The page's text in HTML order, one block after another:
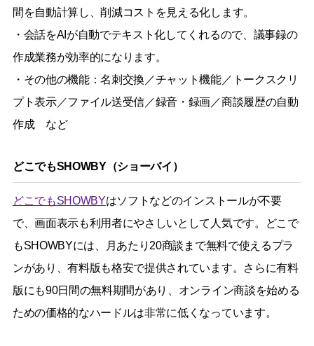
間を自動計算し、削減コストを見える化します。
・会話をAIが自動でテキスト化してくれるので、議事録の
作成業務が効率的になります。
・その他の機能：名刺交換／チャット機能／トークスクリ
プト表示／ファイル送受信／録音・録画／商談履歴の自動
作成 など
どこでもSHOWBY（ショーバイ）
どこでもSHOWBYはソフトなどのインストールが不要
で、画面表示も利用者にやさしいとして人気です。どこで
もSHOWBYには、月あたり20商談まで無料で使えるプラ
ンがあり、有料版も格安で提供されています。さらに有料
版にも90日間の無料期間があり、オンライン商談を始める
ための価格的なハードルは非常に低くなっています。